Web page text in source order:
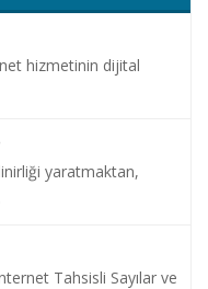
hizmetinin dijital
yaratmaktan,
Tahsisli Sayılar ve